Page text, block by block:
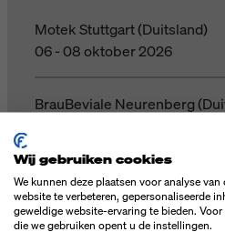
Motek Stuttgart (Duitsland)
06 - 08 oktober 2026
BrauBeviale Neurenberg
ALLE WEERGEVEN
Wij gebruiken cookies
We kunnen deze plaatsen voor analyse
website te verbeteren, gepersonaliseerde
geweldige website-ervaring te bieden.
die we gebruiken opent u de instellingen.